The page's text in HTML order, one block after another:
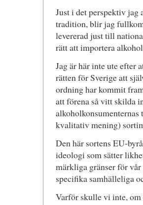
Just i det perspektiv jag
tradition, blir jag
levererad just till
rätt att importera
Jag är här inte ute efter
rätten för Sverige att
ordning har kommit
att förena så vitt skilda
kvalitativ mening)
Den här sortens EU-
ideologi som sätter
märkliga gränser för vår
specifika samhälleliga
Varför skulle vi inte,